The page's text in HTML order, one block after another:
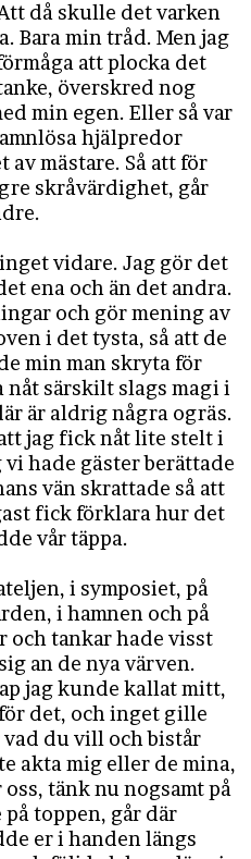
då skulle det varken
Bara min tråd. Men jag
att plocka det
överskred nog
min egen. Eller så var
hjälpredor
av mästare. Så att för
skråvärdighet, går
vidare. Jag gör det
ena och än det andra.
och gör mening av
i det tysta, så att de
min man skryta för
nåt särskilt slags magi i
är aldrig några ogräs.
jag fick nåt lite stelt i
hade gäster berättade
vän skrattade så att
fick förklara hur det
vår täppa.
i symposiet, på
i hamnen och på
och tankar hade visst
an de nya värven.
jag kunde kallat mitt,
det, och inget gille
vad du vill och bistår
akta mig eller de mina,
tänk nu nogsamt på
toppen, går där
er i handen längs